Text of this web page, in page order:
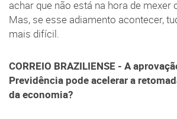
achar que não está na hora de mexer
Mas, se esse adiamento acontecer,
mais difícil.
CORREIO BRAZILIENSE - A
Previdência pode acelerar a
da economia?